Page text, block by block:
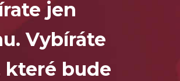
jen
Vybíráte
které bude